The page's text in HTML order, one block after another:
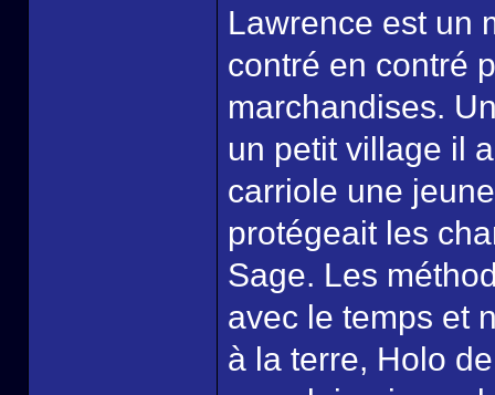
Lawrence est un
contré en contré
marchandises.
un petit village il
carriole une
protégeait les
Sage. Les
avec le temps et
à la terre, Holo